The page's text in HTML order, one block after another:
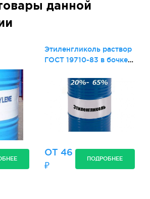
данной
Этиленгликоль раствор
ГОСТ 19710-83 в бочке
ОТ 46
₽
ПОДРОБНЕЕ